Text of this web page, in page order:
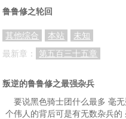
鲁鲁修之轮回
其他综合 本站
未知
最新章：
第五百三十五章
叛逆的鲁鲁修之最强杂兵
要说黑色骑士团什么最多 毫
个伟人的背后可是有无数杂兵